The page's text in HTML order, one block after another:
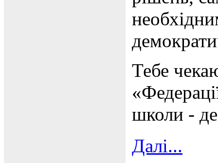
Тебе
школи -
Далі...